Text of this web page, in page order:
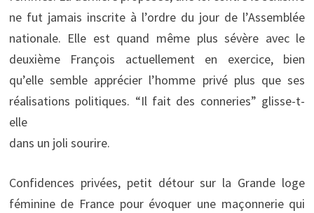
ne fut jamais inscrite à l’ordre du jour de l’Assemblée
nationale. Elle est quand même plus sévère avec le
deuxième François actuellement en exercice, bien
qu’elle semble apprécier l’homme privé plus que ses
réalisations politiques. “Il fait des conneries” glisse-t-
elle
dans un joli sourire.
Confidences privées, petit détour sur la Grande loge
féminine de France pour évoquer une maçonnerie qui